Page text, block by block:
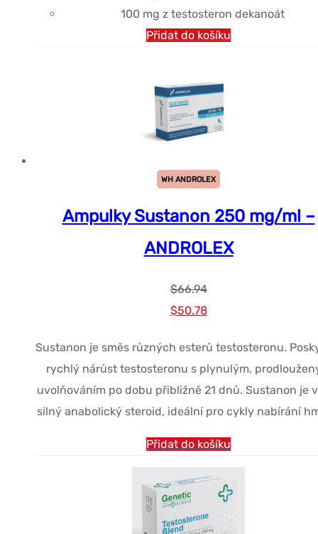
100 mg z testosteron dekanoát
Přidat do košíku
WH ANDROLEX
Ampulky Sustanon 250 mg/ml –
ANDROLEX
$66.94
Původní
byla:
$66.94.
$50.78Současná
je:
$50.78.
Sustanon je směs různých esterů testosteronu.
rychlý nárůst testosteronu s plynulým,
uvolňováním po dobu přibližně 21 dnů. Sustanon je
silný anabolický steroid, ideální pro cykly nabírání
Přidat do košíku